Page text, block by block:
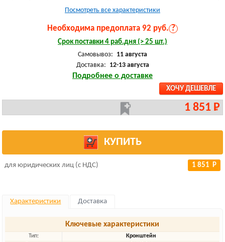
Посмотреть все характеристики
Необходима предоплата 92 руб. ?
Срок поставки 4 раб.дня (> 25 шт.)
Самовывоз: 11 августа
Доставка: 12-13 августа
Подробнее о доставке
ХОЧУ ДЕШЕВЛЕ
1 851 Р
КУПИТЬ
для юридических лиц (с НДС) 1 851 Р
Характеристики Доставка
Ключевые характеристики
Тип:
Кронштейн